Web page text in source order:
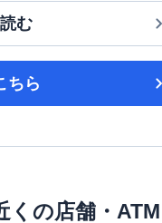
む
ちら
くの店舗・